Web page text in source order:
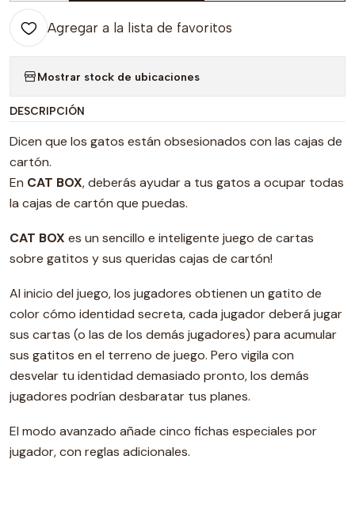
Agregar a la lista de favoritos
Mostrar stock de ubicaciones
DESCRIPCIÓN
Dicen que los gatos están obsesionados con las cajas de
cartón.
En CAT BOX, deberás ayudar a tus gatos a ocupar todas
la cajas de cartón que puedas.
CAT BOX es un sencillo e inteligente juego de cartas
sobre gatitos y sus queridas cajas de cartón!
Al inicio del juego, los jugadores obtienen un gatito de
color cómo identidad secreta, cada jugador deberá jugar
sus cartas (o las de los demás jugadores) para acumular
sus gatitos en el terreno de juego. Pero vigila con
desvelar tu identidad demasiado pronto, los demás
jugadores podrían desbaratar tus planes.
El modo avanzado añade cinco fichas especiales por
jugador, con reglas adicionales.